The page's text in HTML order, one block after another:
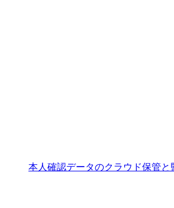
本人確認データのクラウド保管と